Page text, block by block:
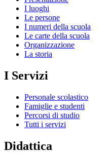
I luoghi
Le persone
I numeri della scuola
Le carte della scuola
Organizzazione
La storia
I Servizi
Personale scolastico
Famiglie e studenti
Percorsi di studio
Tutti i servizi
Didattica